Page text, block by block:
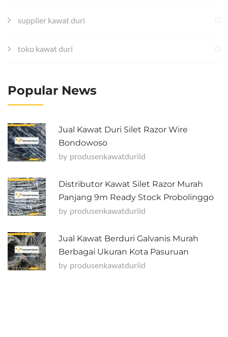
supplier kawat duri
toko kawat duri
Popular News
Jual Kawat Duri Silet Razor Wire
Bondowoso
by Produsenkawatduriid
Distributor Kawat Silet Razor Murah
Panjang 9m Ready Stock Probolinggo
by Produsenkawatduriid
Jual Kawat Berduri Galvanis Murah
Berbagai Ukuran Kota Pasuruan
by Produsenkawatduriid